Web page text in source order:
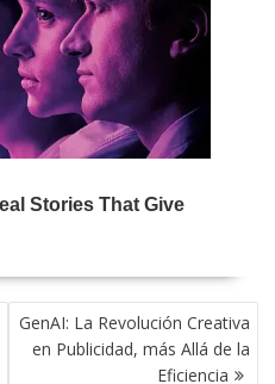
GenAI: La Revolución Creativa
en Publicidad, más Allá de la
Eficiencia